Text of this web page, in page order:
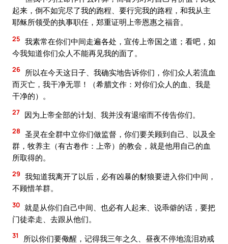
起来，倒不如完尽了我的跑程、要行完我的路程，和我从主
耶稣所领受的执事职任，郑重证明上帝恩惠之福音。
25 我素常在你们中间走遍各处，宣传上帝国之道；看吧，如
今我知道你们众人不能再见我的面了。
26
所以在今天这日子、我确实地告诉你们，你们众人若流血
而灭亡，我干净无罪！（希腊文作：对你们众人的血、我是
干净的）。
27 因为上帝全部的计划、我并没有退缩而不传告你们。
28 圣灵在全群中立你们做监督，你们要关顾到自己、以及全
群，牧养主（有古卷作：上帝）的教会，就是他用自己的血
所取得的。
29 我知道我离开了以后，必有凶暴的豺狼要进入你们中间，
不顾惜羊群。
30 就是从你们自己中间、也必有人起来、说乖僻的话，要把
门徒牵走、去跟从他们。
31
所以你们要儆醒，记得我三年之久、昼夜不停地流泪劝戒